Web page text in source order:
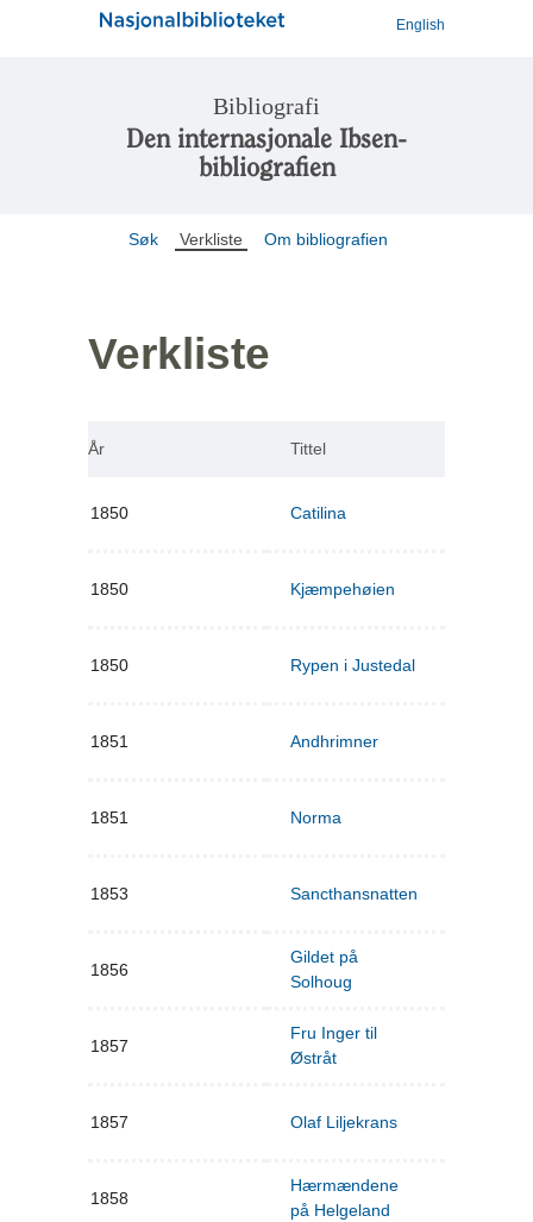
English
Bibliografi
Den internasjonale Ibsen-
bibliografien
Søk Verkliste Om bibliografien
Verkliste
År Tittel
1850 Catilina
1850 Kjæmpehøien
1850 Rypen i Justedal
1851 Andhrimner
1851 Norma
1853 Sancthansnatten
1856
Gildet på
Solhoug
1857
Fru Inger til
Østråt
1857 Olaf Liljekrans
1858
Hærmændene
på Helgeland